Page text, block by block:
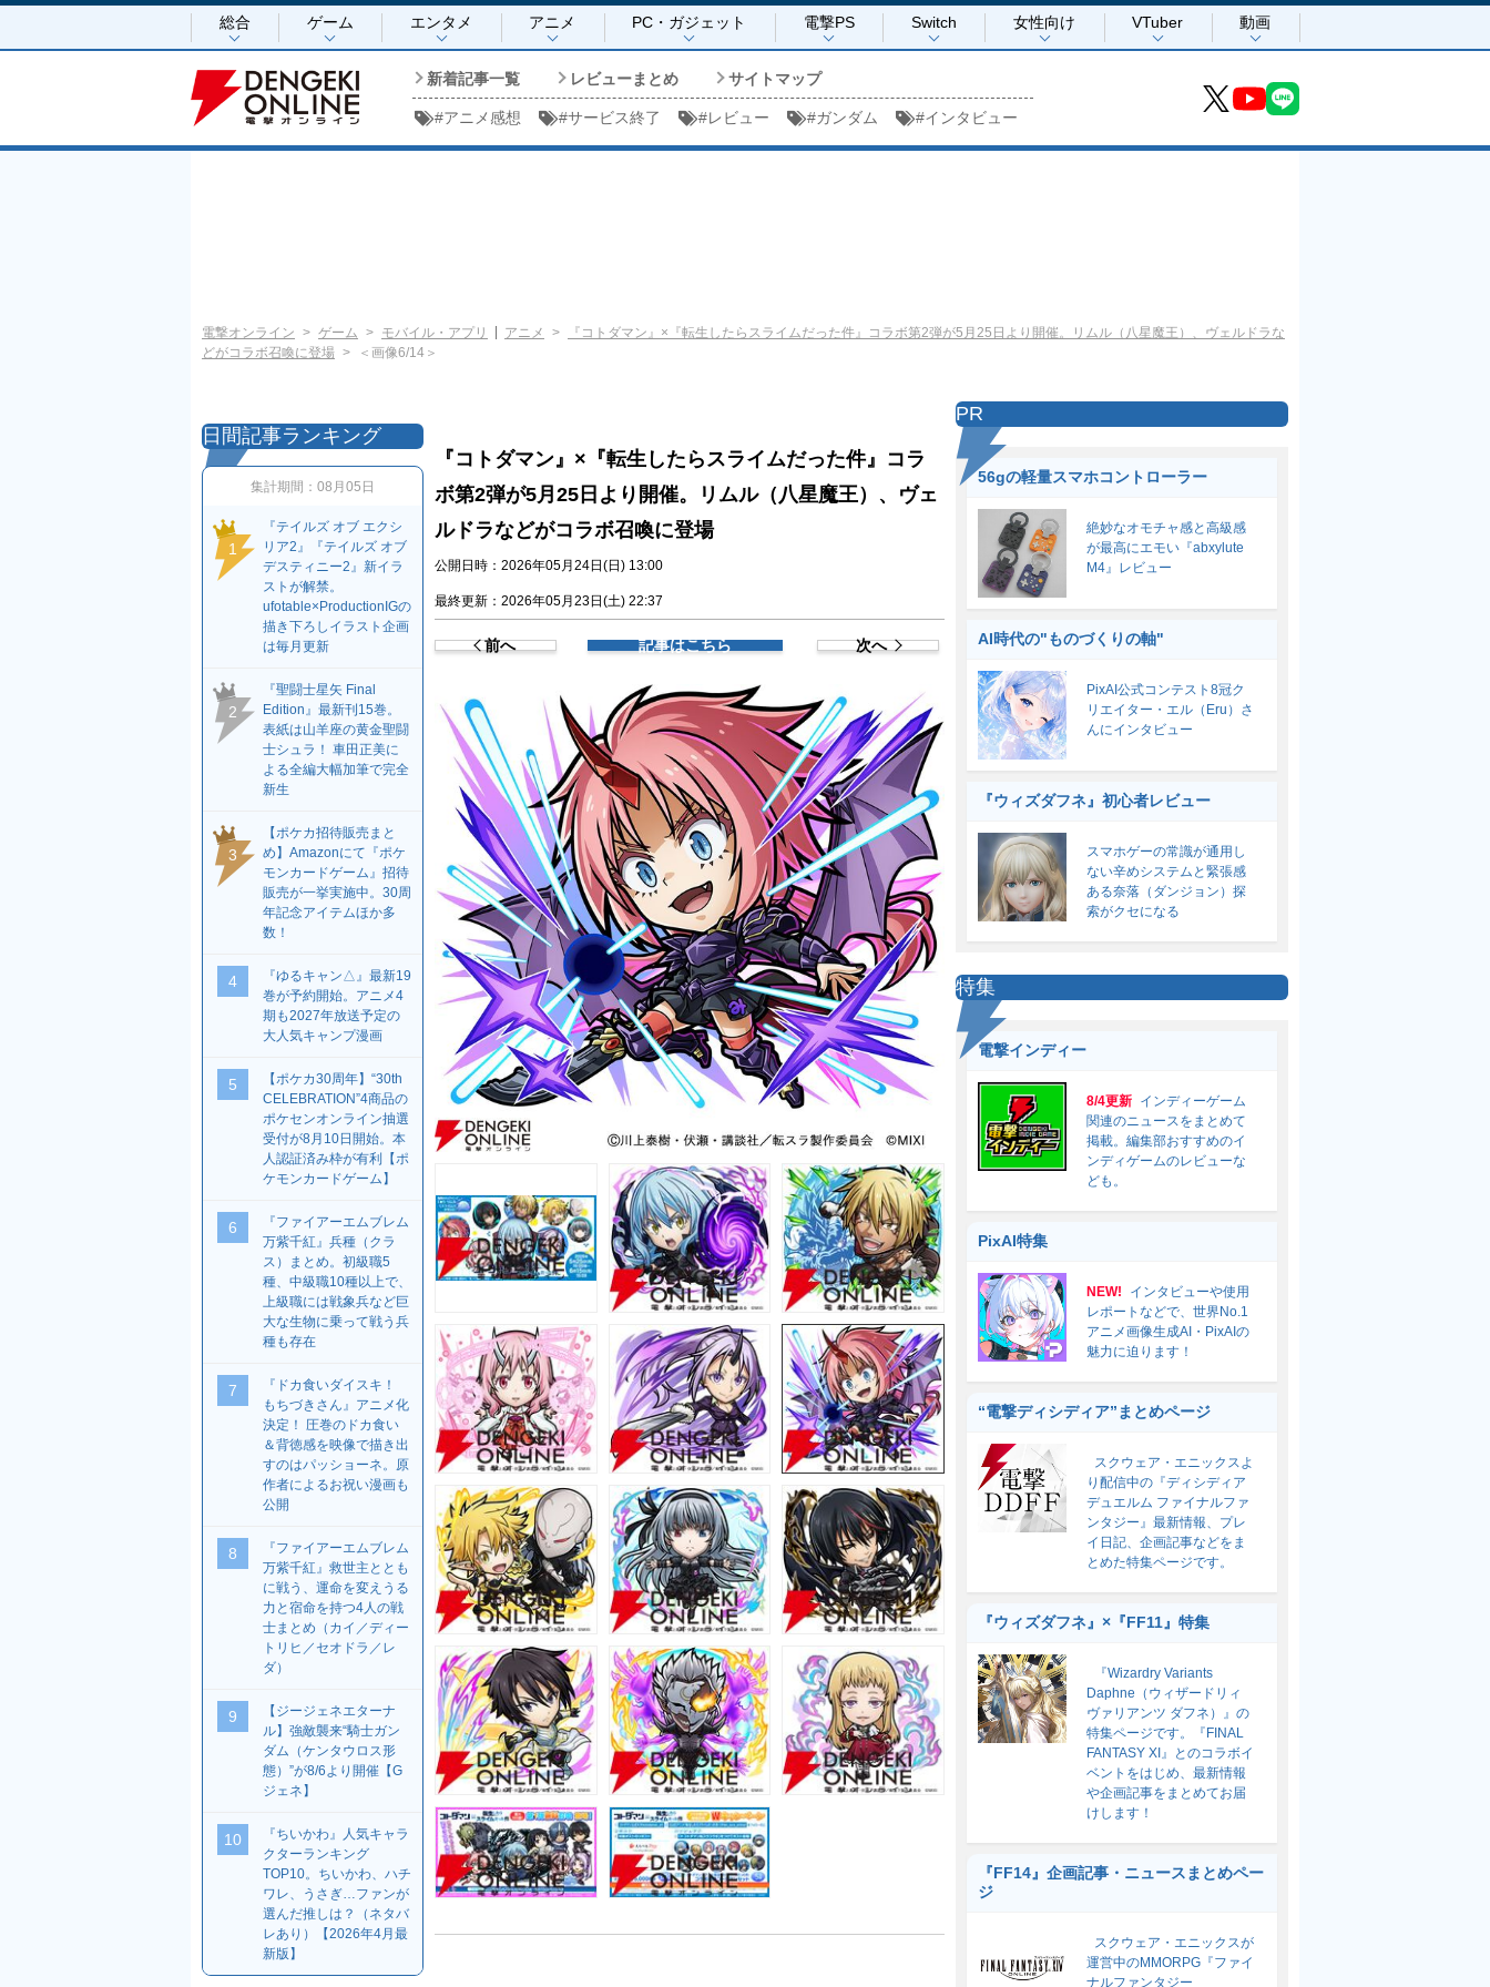
総合 ゲーム エンタメ アニメ PC・ガジェット 電撃PS Switch 女性向け VTuber 動画
新着記事一覧 レビューまとめ サイトマップ
#アニメ感想 #サービス終了 #レビュー #ガンダム #インタビュー
電撃オンライン ゲーム モバイル・アプリ アニメ
『コトダマン』×『転生したらスライムだった件』コラボ第2弾が5月25日より開催。リムル（八星魔王）、ヴェルドラな
どがコラボ召喚に登場
＜画像6/14＞
『コトダマン』×『転生したらスライムだった件』コラ
ボ第2弾が5月25日より開催。リムル（八星魔王）、ヴェ
ルドラなどがコラボ召喚に登場
公開日時：2026年05月24日(日) 13:00
最終更新：2026年05月23日(土) 22:37
前へ 記事はこちら 次へ
日間記事ランキング
集計期間： 08月05日
1
『テイルズ オブ エクシ
リア2』『テイルズ オブ
デスティニー2』新イラ
ストが解禁。
ufotable×ProductionIGの
描き下ろしイラスト企画
は毎月更新
2
『聖闘士星矢 Final
Edition』最新刊15巻。
表紙は山羊座の黄金聖闘
士シュラ！ 車田正美に
よる全編大幅加筆で完全
新生
3
【ポケカ招待販売まと
め】Amazonにて『ポケ
モンカードゲーム』招待
販売が一挙実施中。30周
年記念アイテムほか多
数！
4
『ゆるキャン△』最新19
巻が予約開始。アニメ4
期も2027年放送予定の
大人気キャンプ漫画
5
【ポケカ30周年】“30th
CELEBRATION”4商品の
ポケセンオンライン抽選
受付が8月10日開始。本
人認証済み枠が有利【ポ
ケモンカードゲーム】
6
『ファイアーエムブレム
万紫千紅』兵種（クラ
ス）まとめ。初級職5
種、中級職10種以上で、
上級職には戦象兵など巨
大な生物に乗って戦う兵
種も存在
7
『ドカ食いダイスキ！
もちづきさん』アニメ化
決定！ 圧巻のドカ食い
＆背徳感を映像で描き出
すのはパッショーネ。原
作者によるお祝い漫画も
公開
8
『ファイアーエムブレム
万紫千紅』救世主ととも
に戦う、運命を変えうる
力と宿命を持つ4人の戦
士まとめ（カイ／ディー
トリヒ／セオドラ／レ
ダ）
9
【ジージェネエターナ
ル】強敵襲来“騎士ガン
ダム（ケンタウロス形
態）”が8/6より開催【G
ジェネ】
10
『ちいかわ』人気キャラ
クターランキング
TOP10。ちいかわ、ハチ
ワレ、うさぎ…ファンが
選んだ推しは？（ネタバ
レあり）【2026年4月最
新版】
PR
56gの軽量スマホコントローラー
絶妙なオモチャ感と高級感
が最高にエモい『abxylute
M4』レビュー
AI時代の"ものづくりの軸"
PixAI公式コンテスト8冠ク
リエイター・エル（Eru）さ
んにインタビュー
『ウィズダフネ』初心者レビュー
スマホゲーの常識が通用し
ない辛めシステムと緊張感
ある奈落（ダンジョン）探
索がクセになる
特集
電撃インディー
8/4更新 インディーゲーム
関連のニュースをまとめて
掲載。編集部おすすめのイ
ンディゲームのレビューな
ども。
PixAI特集
NEW!
インタビューや使用
レポートなどで、世界No.1
アニメ画像生成AI・PixAIの
魅力に迫ります！
“電撃ディシディア”まとめページ
スクウェア・エニックスよ
り配信中の『ディシディア
デュエルム ファイナルファ
ンタジー』最新情報、プレ
イ日記、企画記事などをま
とめた特集ページです。
『ウィズダフネ』×『FF11』特集
『Wizardry Variants
Daphne（ウィザードリィ
ヴァリアンツ ダフネ）』の
特集ページです。『FINAL
FANTASY XI』とのコラボイ
ベントをはじめ、最新情報
や企画記事をまとめてお届
けします！
『FF14』企画記事・ニュースまとめペー
ジ
スクウェア・エニックスが
運営中のMMORPG『ファイ
ナルファンタジー